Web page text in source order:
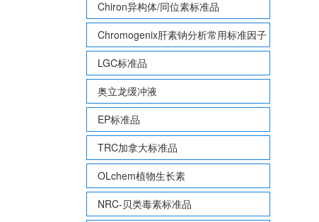
Chiron异构体/同位素标准品
Chromogenix肝素钠分析常用标准因子
LGC标准品
奥立龙缓冲液
EP标准品
TRC加拿大标准品
OLchem植物生长素
NRC-贝类毒素标准品